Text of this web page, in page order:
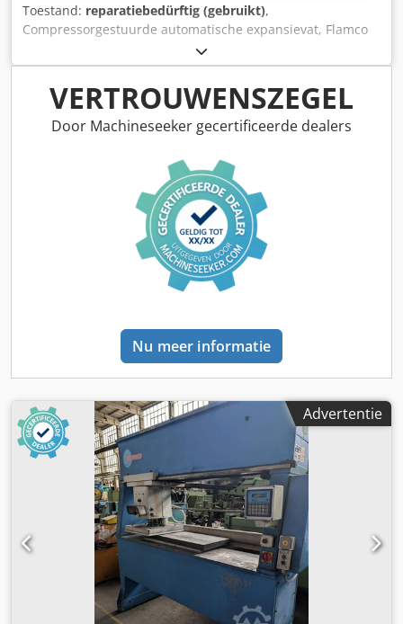
Toestand: reparatiebedürftig (gebruikt),
Compressorgestuurde automatische expansievat, Flamco
Flexcon M-K 1600, gebruikte machine Fabrikant: Flamco
B.V. (Nederland) – Toonaangevende fabrikant van
technologie voor verwarming, ventilatie en airconditioning
(HVAC) en verwarmingssystemen Type/serie: Flexcon M-K
1600 (compressorgestuurde automatische expansievat)
besturingseenheid voor verwarmings- en koelsystemen
Nominaal volume: 1600 liter Staat: Gebruikt, de
compressor ontbreekt in het vat Dcedpfjzkbcrsx Adyok
Totale afmetingen: Technische en operationele
parameters: Maximale werkdruk: 6,0 bar / 10,0 bar
(afhankelijk van de specifieke modelvariant, te controleren
op het typeplaatje) Maximale systeemtemperatuur: 120 °C
Maximale continue membraantemperatuur: 70 °C
afhankelijk van de configuratie van het compressorblok)
Beschermingsklasse: IP 54 (stof- en spatwaterdichte
besturingskast) Geschikte toepassingsgebieden: De
expansie-unit die specifiek is ontworpen voor het
handhaven van de druk in afgesloten verwarmings-,
zonne- en koelsystemen. Industriële en
stadsverwarmingssystemen: Nauwkeurige, fluctuatievrije
drukregeling voor grootschalige verwarmingsnetwerken en
warmtecentrales. Kantoorgebouwen en openbare
voorzieningen: Compensatie van het expansievolume voor
centrale HVAC-, koel- en verwarmingssystemen. Optimale
ontgassing: De compressorgestuurde werking
minimaliseert drukverliezen in het systeem, waardoor de
vorming van luchtbellen wordt voorkomen en de corrosie
van leidingen wordt verminderd.
VERTROUWENSZEGEL
Door Machineseeker gecertificeerde dealers
Nu meer informatie
Advertentie